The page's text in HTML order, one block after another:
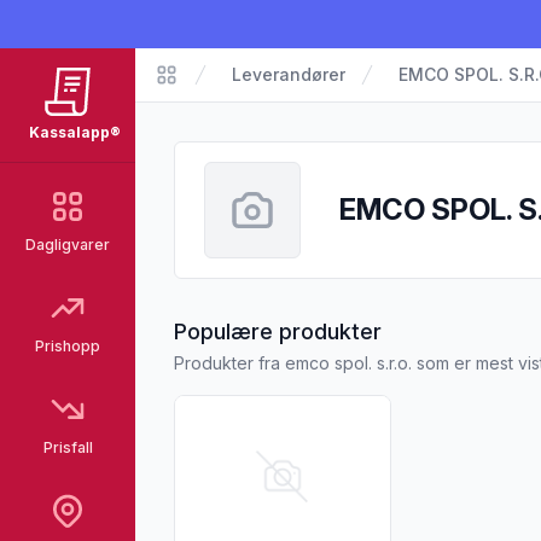
Kassalapp®
Dagligvarer
Prishopp
Prisfall
Kassalapp
Leverandører EMCO SPOL.
EMCO SPOL.
Populære produkterfra EMCO
Produkter fra emco spol. s.r.o. som er mest